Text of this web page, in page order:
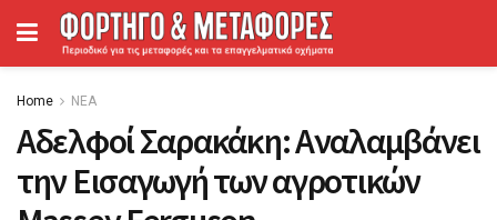
Home ΝΕΑ
Αδελφοί Σαρακάκη: Αναλαμβάνει
την Εισαγωγή των αγροτικών